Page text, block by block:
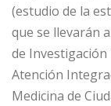
(estudio de la
que se llevarán
de Investigación
Atención
Medicina de